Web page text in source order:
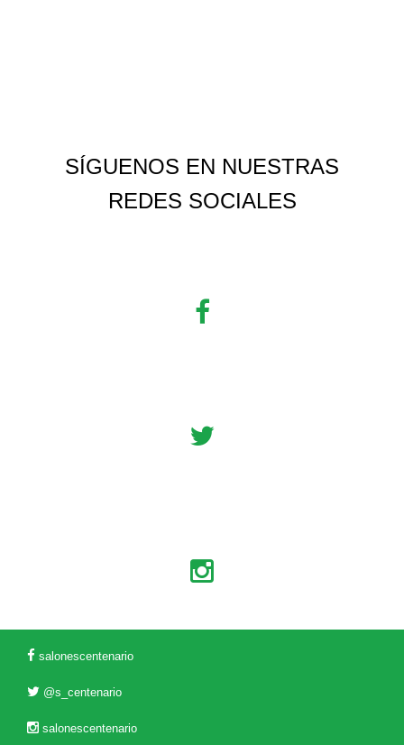
SÍGUENOS EN NUESTRAS
REDES SOCIALES
salonescentenario
@s_centenario
salonescentenario